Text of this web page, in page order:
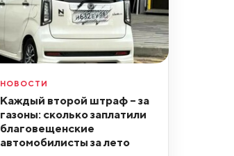
НОВОСТИ
Каждый второй штраф – за
газоны: сколько заплатили
благовещенские
автомобилисты за лето